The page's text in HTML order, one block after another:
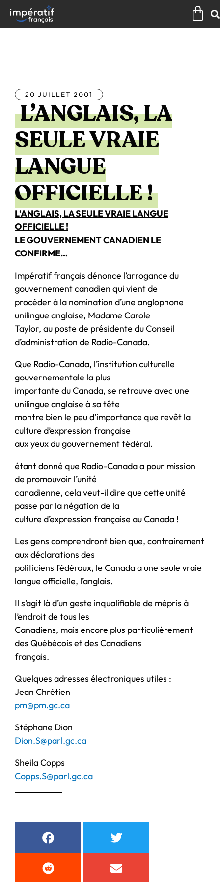
contenu
20 JUILLET 2001
L’ANGLAIS, LA
SEULE VRAIE
LANGUE
OFFICIELLE !
L’ANGLAIS, LA SEULE VRAIE LANGUE
OFFICIELLE !
LE GOUVERNEMENT CANADIEN LE
CONFIRME…
Impératif français dénonce l’arrogance du
gouvernement canadien qui vient de
procéder à la nomination d’une anglophone
unilingue anglaise, Madame Carole
Taylor, au poste de présidente du Conseil
d’administration de Radio-Canada.
Que Radio-Canada, l’institution culturelle
gouvernementale la plus
importante du Canada, se retrouve avec une
unilingue anglaise à sa tête
montre bien le peu d’importance que revêt la
culture d’expression française
aux yeux du gouvernement fédéral.
étant donné que Radio-Canada a pour mission
de promouvoir l’unité
canadienne, cela veut-il dire que cette unité
passe par la négation de la
culture d’expression française au Canada !
Les gens comprendront bien que, contrairement
aux déclarations des
politiciens fédéraux, le Canada a une seule vraie
langue officielle, l’anglais.
Il s’agit là d’un geste inqualifiable de mépris à
l’endroit de tous les
Canadiens, mais encore plus particulièrement
des Québécois et des Canadiens
français.
Quelques adresses électroniques utiles :
Jean Chrétien
pm@pm.gc.ca
Stéphane Dion
Dion.S@parl.gc.ca
Sheila Copps
Copps.S@parl.gc.ca